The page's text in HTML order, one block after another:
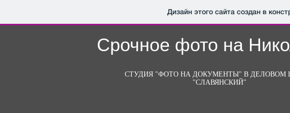
Дизайн этого сайта создан в
Срочное фото на
СТУДИЯ "ФОТО НА ДОКУМЕНТЫ" В ДЕЛОВОМ
"СЛАВЯНСКИЙ"
Деловой центр "Славянский"